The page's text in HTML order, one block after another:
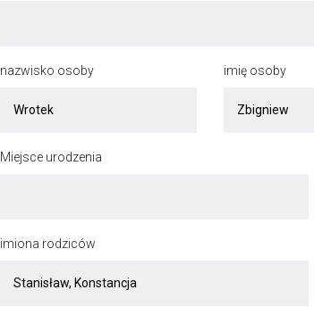
nazwisko osoby imię osoby
Miejsce urodzenia
imiona rodziców